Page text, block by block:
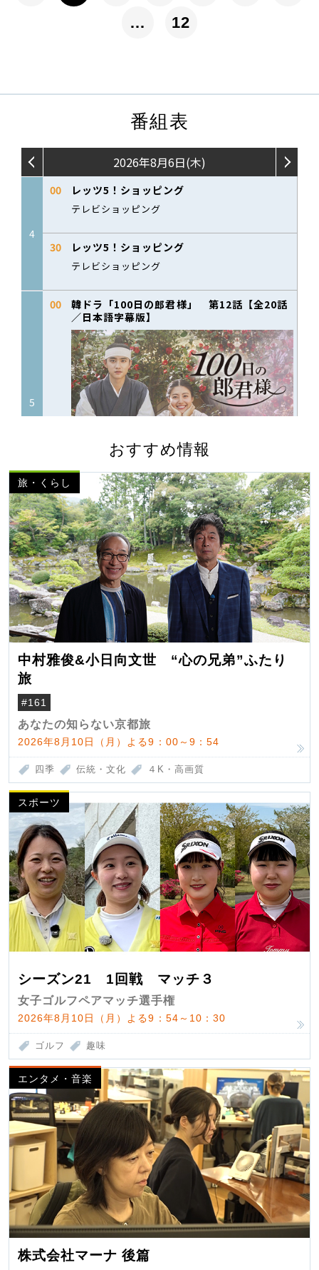
…
12
番組表
おすすめ情報
旅・くらし
中村雅俊&小日向文世 “心の兄弟”ふたり
旅
#161
あなたの知らない京都旅
2026年8月10日（月）よる9：00～9：54
四季 伝統・文化 ４K・高画質
スポーツ
シーズン21 1回戦 マッチ３
女子ゴルフペアマッチ選手権
2026年8月10日（月）よる9：54～10：30
ゴルフ 趣味
エンタメ・音楽
株式会社マーナ 後篇